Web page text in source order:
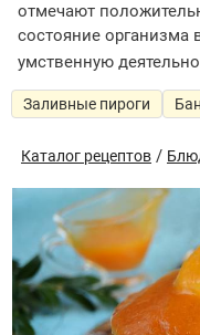
отмечают
состояние организма
умственную
Заливные пироги
Каталог рецептов /